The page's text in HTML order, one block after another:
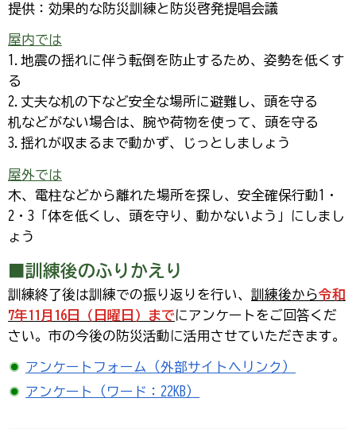
提供：効果的な防災訓練と防災啓発提唱会議
屋内では
1.地震の揺れに伴う転倒を防止するため、姿勢を低くす
る
2.丈夫な机の下など安全な場所に避難し、頭を守る
机などがない場合は、腕や荷物を使って、頭を守る
3.揺れが収まるまで動かず、じっとしましょう
屋外では
木、電柱などから離れた場所を探し、安全確保行動1・
2・3「体を低くし、頭を守り、動かないよう」にしまし
ょう
■訓練後のふりかえり
訓練終了後は訓練での振り返りを行い、 訓練後から令和
7年11月16日（日曜日）までにアンケートをご回答くだ
さい。市の今後の防災活動に活用させていただきます。
アンケートフォーム（外部サイトへリンク）
アンケート（ワード：22KB）